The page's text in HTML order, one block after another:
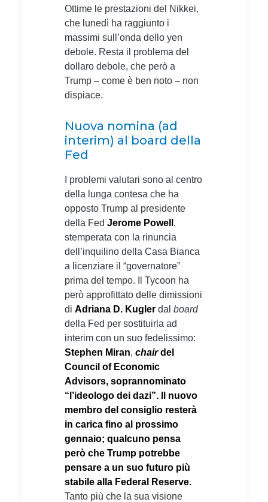
Ottime le prestazioni del Nikkei,
che lunedì ha raggiunto i
massimi sull’onda dello yen
debole. Resta il problema del
dollaro debole, che però a
Trump – come è ben noto – non
dispiace.
Nuova nomina (ad
interim) al board della
Fed
I problemi valutari sono al centro
della lunga contesa che ha
opposto Trump al presidente
della Fed Jerome Powell ,
stemperata con la rinuncia
dell’inquilino della Casa Bianca
a licenziare il “governatore”
prima del tempo. Il Tycoon ha
però approfittato delle dimissioni
di Adriana D. Kugler dal board
della Fed per sostituirla ad
interim con un suo fedelissimo:
Stephen Miran, chairdel
Council of Economic
Advisors, soprannominato
“l’ideologo dei dazi”. Il nuovo
membro del consiglio resterà
in carica fino al prossimo
gennaio; qualcuno pensa
però che Trump potrebbe
pensare a un suo futuro più
stabile alla Federal Reserve.
Tanto più che la sua visione